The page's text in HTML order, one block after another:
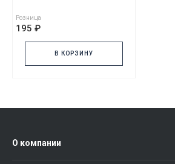
Розница
195 ₽
В КОРЗИНУ
О компании